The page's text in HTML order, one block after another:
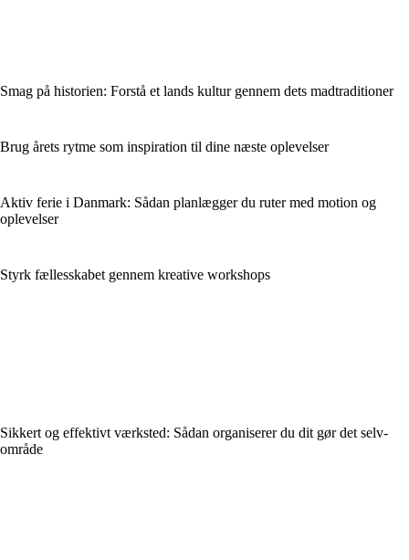
Smag på historien: Forstå et lands kultur gennem dets madtraditioner
Brug årets rytme som inspiration til dine næste oplevelser
Aktiv ferie i Danmark: Sådan planlægger du ruter med motion og
oplevelser
Styrk fællesskabet gennem kreative workshops
Sikkert og effektivt værksted: Sådan organiserer du dit gør det selv-
område